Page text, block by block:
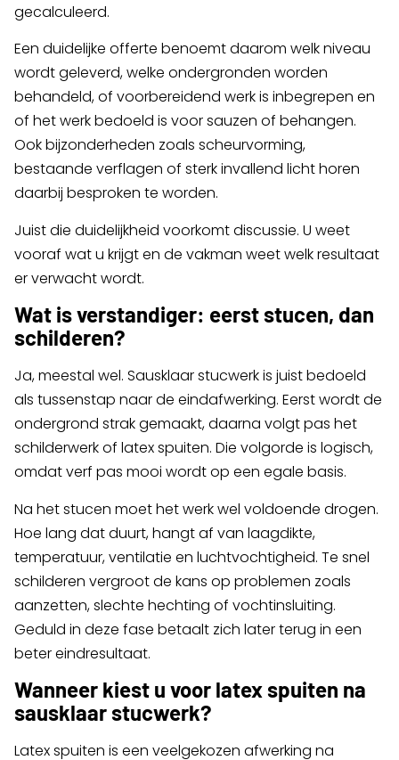
gecalculeerd.
Een duidelijke offerte benoemt daarom welk niveau
wordt geleverd, welke ondergronden worden
behandeld, of voorbereidend werk is inbegrepen en
of het werk bedoeld is voor sauzen of behangen.
Ook bijzonderheden zoals scheurvorming,
bestaande verflagen of sterk invallend licht horen
daarbij besproken te worden.
Juist die duidelijkheid voorkomt discussie. U weet
vooraf wat u krijgt en de vakman weet welk resultaat
er verwacht wordt.
Wat is verstandiger: eerst stucen, dan
schilderen?
Ja, meestal wel. Sausklaar stucwerk is juist bedoeld
als tussenstap naar de eindafwerking. Eerst wordt de
ondergrond strak gemaakt, daarna volgt pas het
schilderwerk of latex spuiten. Die volgorde is logisch,
omdat verf pas mooi wordt op een egale basis.
Na het stucen moet het werk wel voldoende drogen.
Hoe lang dat duurt, hangt af van laagdikte,
temperatuur, ventilatie en luchtvochtigheid. Te snel
schilderen vergroot de kans op problemen zoals
aanzetten, slechte hechting of vochtinsluiting.
Geduld in deze fase betaalt zich later terug in een
beter eindresultaat.
Wanneer kiest u voor latex spuiten na
sausklaar stucwerk?
Latex spuiten is een veelgekozen afwerking na